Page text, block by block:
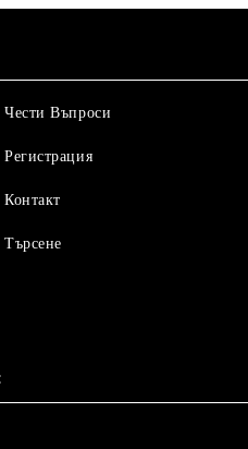
Чести Въпроси
Регистрация
Контакт
Търсене